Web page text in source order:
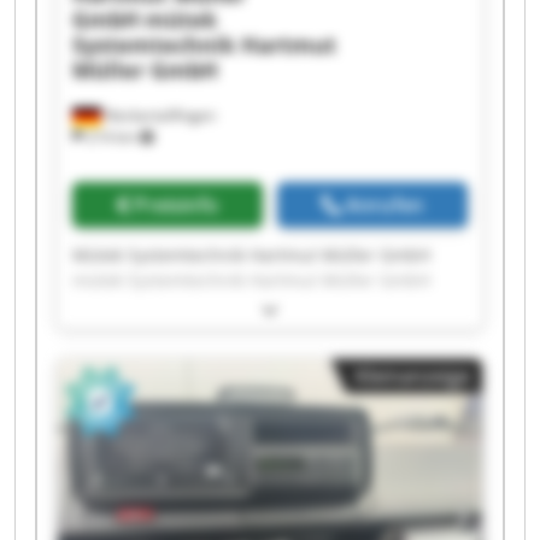
Neckartailfingen
214 km
GmbHmütek
Systemtechnik Hartmut
Müller GmbH
Preisinfo Anrufen
Mütek Systemtechnik Hartmut Müller GmbH
mütek Systemtechnik Hartmut Müller GmbH
mütek Systemtechnik Hartmut Müller GmbH
mütek Systemtechnik Hartmut Müller GmbH
mütek Systemtechnik Hartmut Müller GmbH
mütek Systemtechnik Hartmut Müller GmbH
mütek Systemtechnik Hartmut Müller GmbH
mütek Systemtechnik Hartmut Müller GmbH
mütek Systemtechnik Hartmut Müller GmbH
mütek Systemtechnik Hartmut Müller GmbH
Kleinanzeige